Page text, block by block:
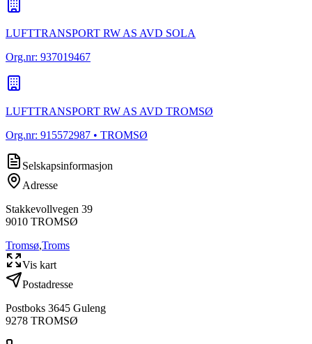
LUFTTRANSPORT RW AS AVD SOLA
Org.nr: 937019467
LUFTTRANSPORT RW AS AVD TROMSØ
Org.nr: 915572987 • TROMSØ
Selskapsinformasjon
Adresse
Stakkevollvegen 39
9010 TROMSØ
Tromsø,Troms
Vis kart
Postadresse
Postboks 3645 Guleng
9278 TROMSØ